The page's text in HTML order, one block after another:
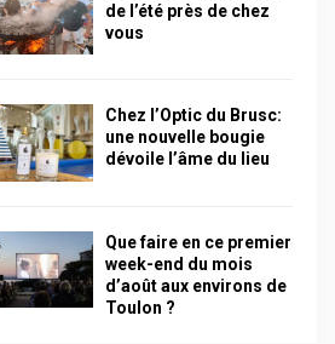
de l’été près de chez
vous
Chez l’Optic du Brusc:
une nouvelle bougie
dévoile l’âme du lieu
Que faire en ce premier
week-end du mois
d’août aux environs de
Toulon ?